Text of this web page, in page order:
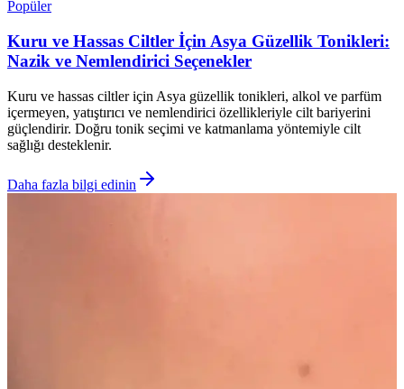
Popüler
Kuru ve Hassas Ciltler İçin Asya Güzellik Tonikleri:
Nazik ve Nemlendirici Seçenekler
Kuru ve hassas ciltler için Asya güzellik tonikleri, alkol ve parfüm
içermeyen, yatıştırıcı ve nemlendirici özellikleriyle cilt bariyerini
güçlendirir. Doğru tonik seçimi ve katmanlama yöntemiyle cilt
sağlığı desteklenir.
Daha fazla bilgi edinin